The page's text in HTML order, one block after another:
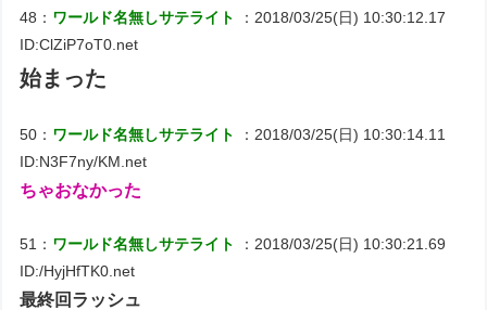
48： ワールド名無しサテライト
：2018/03/25(日) 10:30:12.17
ID:ClZiP7oT0.net
始まった
50： ワールド名無しサテライト
：2018/03/25(日) 10:30:14.11
ID:N3F7ny/KM.net
ちゃおなかった
51： ワールド名無しサテライト
：2018/03/25(日) 10:30:21.69
ID:/HyjHfTK0.net
最終回ラッシュ